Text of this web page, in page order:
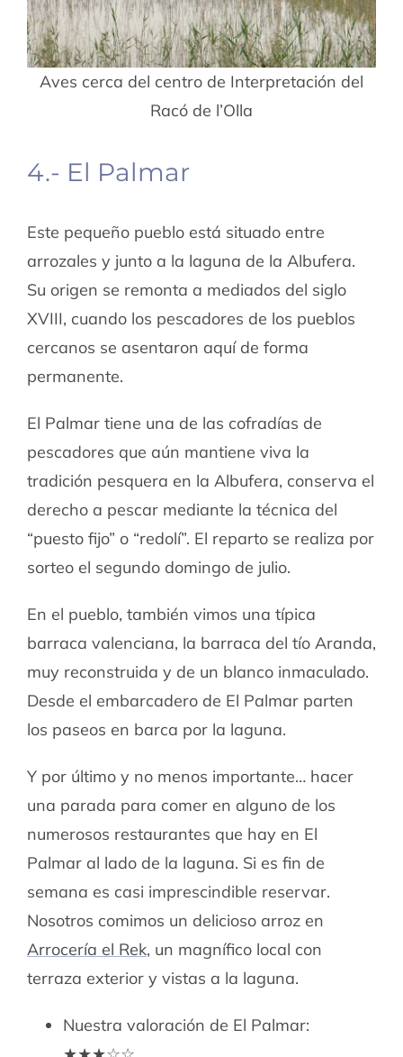
Aves cerca del centro de Interpretación del
Racó de l’Olla
4.- El Palmar
Este pequeño pueblo está situado entre
arrozales y junto a la laguna de la Albufera.
Su origen se remonta a mediados del siglo
XVIII, cuando los pescadores de los pueblos
cercanos se asentaron aquí de forma
permanente.
El Palmar tiene una de las cofradías de
pescadores que aún mantiene viva la
tradición pesquera en la Albufera, conserva el
derecho a pescar mediante la técnica del
“puesto fijo” o “redolí”. El reparto se realiza por
sorteo el segundo domingo de julio.
En el pueblo, también vimos una típica
barraca valenciana, la barraca del tío Aranda,
muy reconstruida y de un blanco inmaculado.
Desde el embarcadero de El Palmar parten
los paseos en barca por la laguna.
Y por último y no menos importante… hacer
una parada para comer en alguno de los
numerosos restaurantes que hay en El
Palmar al lado de la laguna. Si es fin de
semana es casi imprescindible reservar.
Nosotros comimos un delicioso arroz en
Arrocería el Rek, un magnífico local con
terraza exterior y vistas a la laguna.
Nuestra valoración de El Palmar: